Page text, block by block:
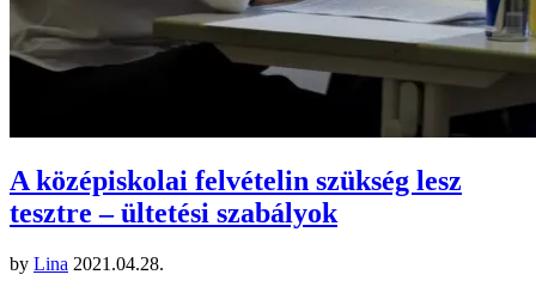
A középiskolai felvételin szükség lesz
tesztre – ültetési szabályok
by Lina 2021.04.28.